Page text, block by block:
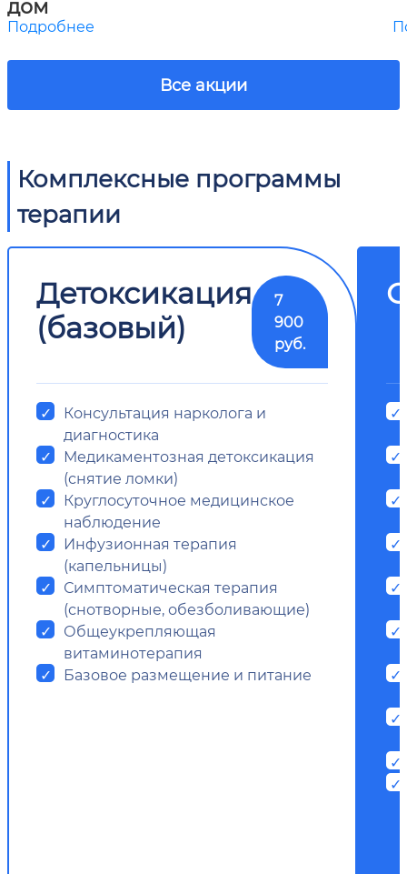
дом
Подробнее
Все акции
Комплексные программы
терапии
Детоксикация
(базовый)
7
900
руб.
Консультация нарколога и
диагностика
Медикаментозная детоксикация
(снятие ломки)
Круглосуточное медицинское
наблюдение
Инфузионная терапия
(капельницы)
Симптоматическая терапия
(снотворные, обезболивающие)
Общеукрепляющая
витаминотерапия
Базовое размещение и питание